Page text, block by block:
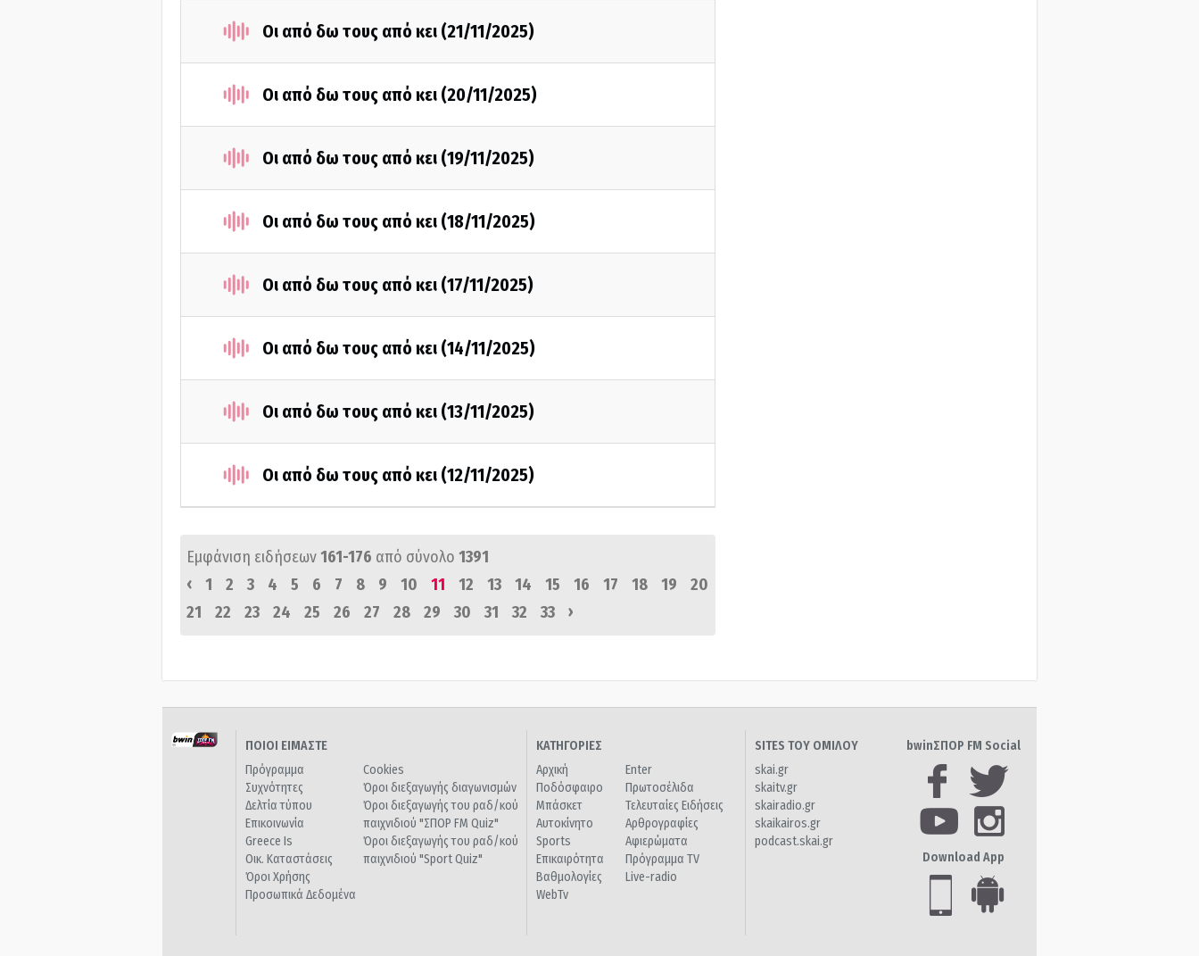
Οι από δω τους από κει (21/11/2025)
Οι από δω τους από κει (20/11/2025)
Οι από δω τους από κει (19/11/2025)
Οι από δω τους από κει (18/11/2025)
Οι από δω τους από κει (17/11/2025)
Οι από δω τους από κει (14/11/2025)
Οι από δω τους από κει (13/11/2025)
Οι από δω τους από κει (12/11/2025)
Εμφάνιση ειδήσεων161-176 από σύνολο 1391
‹
1 2 3 4 5 6 7 8 9 10 11 12 13 14 15 16 17 18 19
20
21
22 23 24 25 26 27 28 29 30 31 32 33 ›
ΠΟΙΟΙ ΕΙΜΑΣΤΕ
Πρόγραμμα
Συχνότητες
Δελτία τύπου
Επικοινωνία
Greece Is
Οικ. Καταστάσεις
Όροι Χρήσης
Προσωπικά Δεδομένα
Cookies
Όροι διεξαγωγής διαγωνισμών
Όροι διεξαγωγής του ραδ/κού
παιχνιδιού "ΣΠΟΡ FM Quiz"
Όροι διεξαγωγής του ραδ/κού
παιχνιδιού "Sport Quiz"
ΚΑΤΗΓΟΡΙΕΣ
Αρχική
Ποδόσφαιρο
Μπάσκετ
Αυτοκίνητο
Sports
Επικαιρότητα
Βαθμολογίες
WebTv
Enter
Πρωτοσέλιδα
Τελευταίες Ειδήσεις
Αρθρογραφίες
Αφιερώματα
Πρόγραμμα TV
Live-radio
SITES ΤΟΥ ΟΜΙΛΟΥ
skai.gr
skaitv.gr
skairadio.gr
skaikairos.gr
podcast.skai.gr
bwinΣΠΟΡ FM Social
Download App